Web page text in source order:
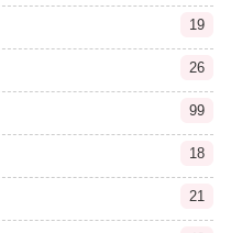
19
26
99
18
21